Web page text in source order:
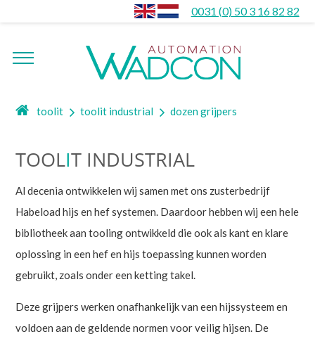
0031 (0) 50 3 16 82 82
toolit toolit industrial dozen grijpers
TOOLIT INDUSTRIAL
Al decenia ontwikkelen wij samen met ons zusterbedrijf
Habeload hijs en hef systemen. Daardoor hebben wij een hele
bibliotheek aan tooling ontwikkeld die ook als kant en klare
oplossing in een hef en hijs toepassing kunnen worden
gebruikt, zoals onder een ketting takel.
Deze grijpers werken onafhankelijk van een hijssysteem en
voldoen aan de geldende normen voor veilig hijsen. De